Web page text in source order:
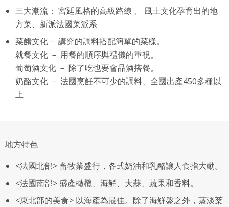
三大潮流： 宮廷風格的高級路線 、 風土文化孕育出的地
方菜、新派法國菜派系
菜餚文化－ 講究的調料搭配簡單的菜樣。
就餐文化 － 用餐的順序與禮儀的重視。
葡萄酒文化 － 除了吃也要會品酒搭餐。
奶酪文化 － 法國烹飪不可少的調料、全國出產450多種以
上
地方特色
<法國北部> 畜牧業盛行，各式奶油和乳酪讓人食指大動。
<法國南部> 盛產橄欖、海鮮、大蒜、蔬果和香料。
<東北部的美食> 以海產為最佳。除了海鮮盤之外，蒸淡棻